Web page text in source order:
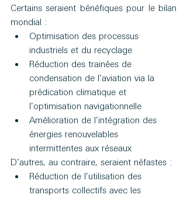
Certains seraient bénéfiques pour le bilan
mondial :
Optimisation des processus
industriels et du recyclage
Réduction des trainées de
condensation de l’aviation via la
prédication climatique et
l’optimisation navigationnelle
Amélioration de l’intégration des
énergies renouvelables
intermittentes aux réseaux
D’autres, au contraire, seraient néfastes :
Réduction de l’utilisation des
transports collectifs avec les